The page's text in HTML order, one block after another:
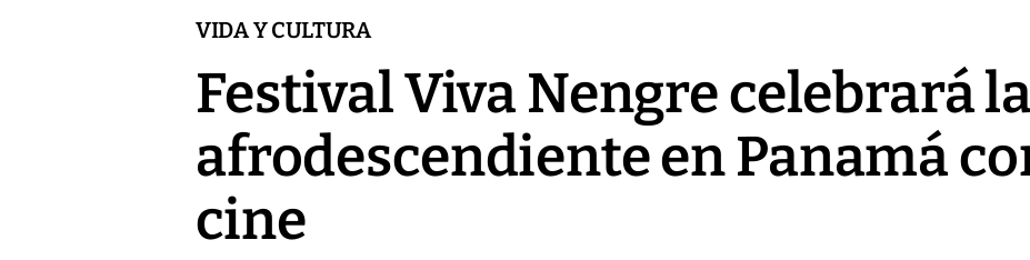
VIDA Y CULTURA
Festival Viva Nengre celebrará
afrodescendiente en Panamá
cine